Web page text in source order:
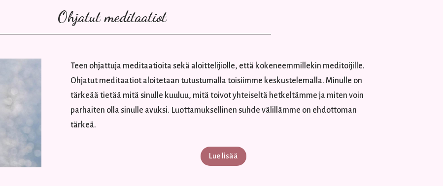
Ohjatut meditaatiot
Teen ohjattuja meditaatioita sekä aloittelijiolle, että kokeneemmillekin meditoijille.
Ohjatut meditaatiot aloitetaan tutustumalla toisiimme keskustelemalla. Minulle on
tärkeää tietää mitä sinulle kuuluu, mitä toivot yhteiseltä hetkeltämme ja miten voin
parhaiten olla sinulle avuksi. Luottamuksellinen suhde välillämme on ehdottoman
tärkeä.
Lue lisää